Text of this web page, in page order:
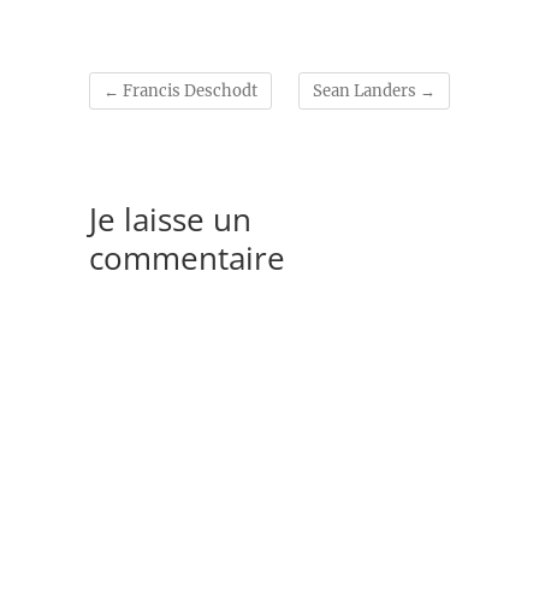
← Francis Deschodt Sean Landers →
Je laisse un
commentaire